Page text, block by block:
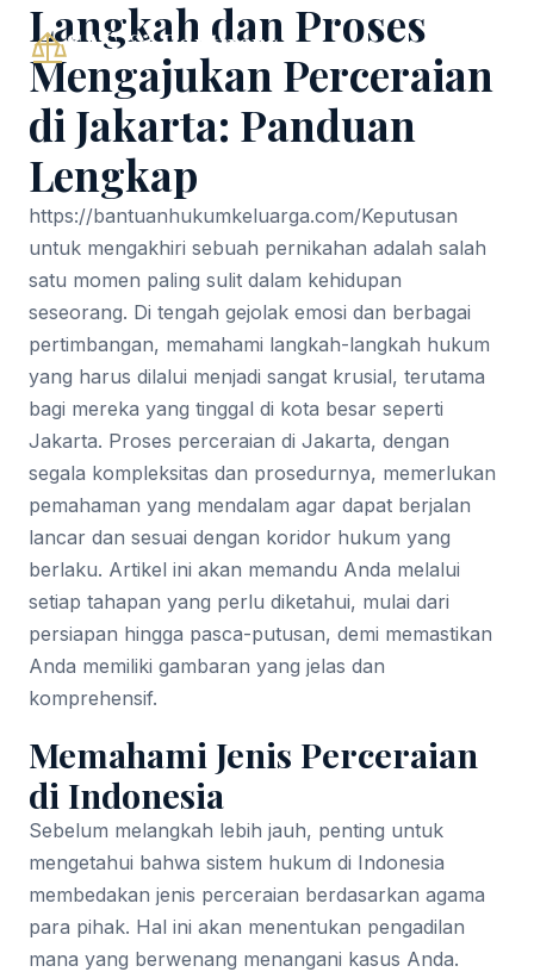
SAS & Partners
Langkah dan Proses
Mengajukan Perceraian
di Jakarta: Panduan
Lengkap
https://bantuanhukumkeluarga.com/Keputusan
untuk mengakhiri sebuah pernikahan adalah salah
satu momen paling sulit dalam kehidupan
seseorang. Di tengah gejolak emosi dan berbagai
pertimbangan, memahami langkah-langkah hukum
yang harus dilalui menjadi sangat krusial, terutama
bagi mereka yang tinggal di kota besar seperti
Jakarta. Proses perceraian di Jakarta, dengan
segala kompleksitas dan prosedurnya, memerlukan
pemahaman yang mendalam agar dapat berjalan
lancar dan sesuai dengan koridor hukum yang
berlaku. Artikel ini akan memandu Anda melalui
setiap tahapan yang perlu diketahui, mulai dari
persiapan hingga pasca-putusan, demi memastikan
Anda memiliki gambaran yang jelas dan
komprehensif.
Memahami Jenis Perceraian
di Indonesia
Sebelum melangkah lebih jauh, penting untuk
mengetahui bahwa sistem hukum di Indonesia
membedakan jenis perceraian berdasarkan agama
para pihak. Hal ini akan menentukan pengadilan
mana yang berwenang menangani kasus Anda.